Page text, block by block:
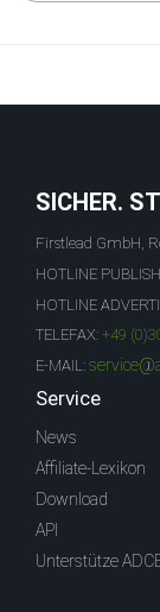
SICHER.
Firstlead GmbH,
HOTLINE
HOTLINE
TELEFAX: +49
E-MAIL:
Service
News
Affiliate-Lexikon
Download
API
Unterstütze